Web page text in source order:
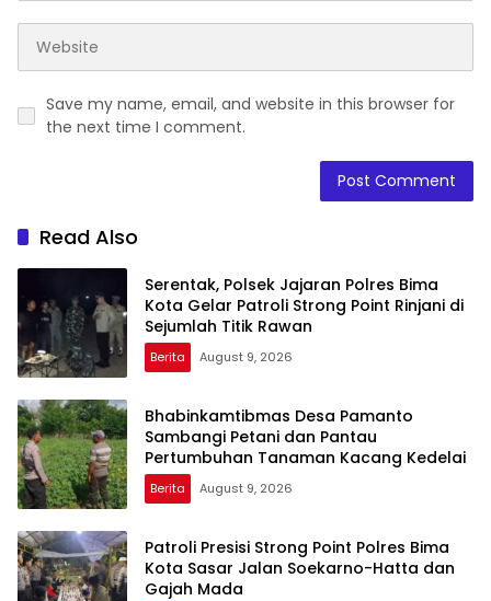
Save my name, email, and website in this browser for
the next time I comment.
Read Also
Serentak, Polsek Jajaran Polres Bima
Kota Gelar Patroli Strong Point Rinjani di
Sejumlah Titik Rawan
Berita August 9, 2026
Bhabinkamtibmas Desa Pamanto
Sambangi Petani dan Pantau
Pertumbuhan Tanaman Kacang Kedelai
Berita August 9, 2026
Patroli Presisi Strong Point Polres Bima
Kota Sasar Jalan Soekarno-Hatta dan
Gajah Mada